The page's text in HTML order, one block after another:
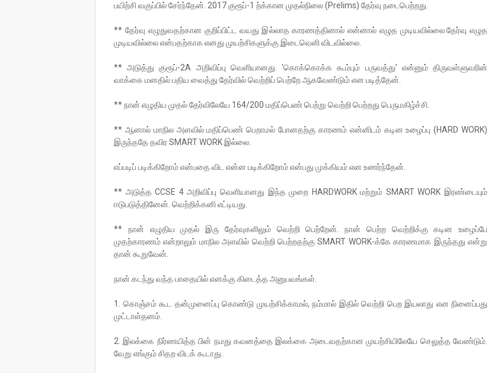
பயிற்சி வகுப்பில் சேர்ந்தேன். 2017 குரூப்-1 ற்க்கான முதல்நிலை (Prelims) தேர்வு நடைபெற்றது.
** தேர்வு எழுதுவதற்கான குறிப்பிட்ட வயது இல்லாத காரணத்தினால் என்னால் எழுத முடியவில்லை.தேர்வு எழுத
முடியவில்லை என்பதற்காக எனது முயற்சிகளுக்கு இடைவெளி விடவில்லை.
** அடுத்து குரூப்-2A அறிவிப்பு வெளியானது. 'கொக்கொக்க கூம்பும் பருவத்து’ என்னும் திருவள்ளுவரின்
வாக்கை மனதில் பதிய வைத்து தேர்வில் வெற்றிப் பெற்றே ஆகவேண்டும் என படித்தேன்.
** நான் எழுதிய முதல் தேர்விலேயே 164/200 மதிப்பெண் பெற்று வெற்றி பெற்றது பெருமகிழ்ச்சி.
** ஆனால் மாநில அளவில் மதிப்பெண் பெறாமல் போனதற்கு காரணம் என்னிடம் கடின உழைப்பு (HARD WORK)
இருந்ததே தவிர SMART WORK இல்லை.
எப்படிப் படிக்கிறோம் என்பதை விட என்ன படிக்கிறோம் என்பது முக்கியம் என உணர்ந்தேன்.
** அடுத்த CCSE 4 அறிவிப்பு வெளியானது இந்த முறை HARDWORK மற்றும் SMART WORK இரண்டையும்
ஈடுபடுத்தினேன். வெற்றிக்கனி எட்டியது.
** நான் எழுதிய முதல் இரு தேர்வுகளிலும் வெற்றி பெற்றேன். நான் பெற்ற வெற்றிக்கு கடின உழைப்பே
முதற்காரணம் என்றாலும் மாநில அளவில் வெற்றி பெற்றதற்கு SMART WORK-க்கே காரணமாக இருந்தது என்று
தான் கூறுவேன்.
நான் கடந்து வந்த பாதையில் எனக்கு கிடைத்த அனுபவங்கள்.
1. கொஞ்சம் கூட தன்முனைப்பு கொண்டு முயற்சிக்காமல், நம்மால் இதில் வெற்றி பெற இயலாது என நினைப்பது
முட்டாள்தனம்.
2. இலக்கை நிர்ணயித்த பின் நமது கவனத்தை இலக்கை அடைவதற்கான முயற்சியிலேயே செலுத்த வேண்டும்.
வேறு எங்கும் சிதற விடக் கூடாது.